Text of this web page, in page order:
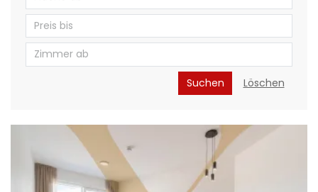
Suchen Löschen